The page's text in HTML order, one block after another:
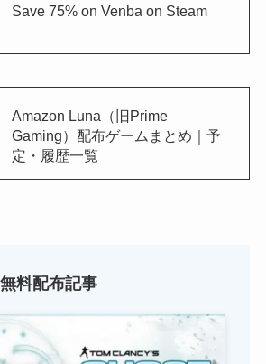
Save 75% on Venba on Steam
Amazon Luna（旧Prime
Gaming）配布ゲームまとめ｜予
定・履歴一覧
料配布記事